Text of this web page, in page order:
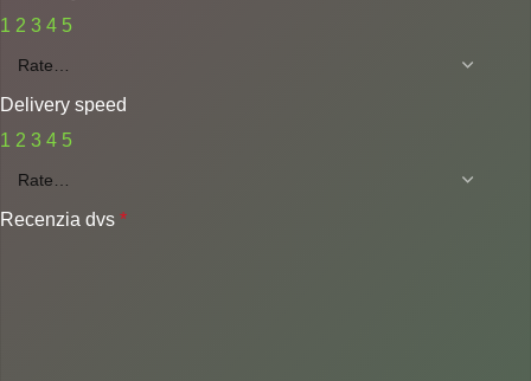
1 2 3 4 5
Delivery speed
1 2 3 4 5
Recenzia dvs*